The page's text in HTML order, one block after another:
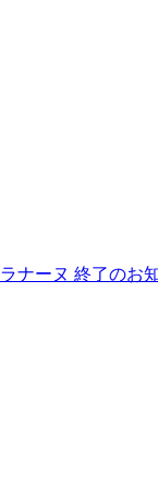
ラナーヌ 終了のお